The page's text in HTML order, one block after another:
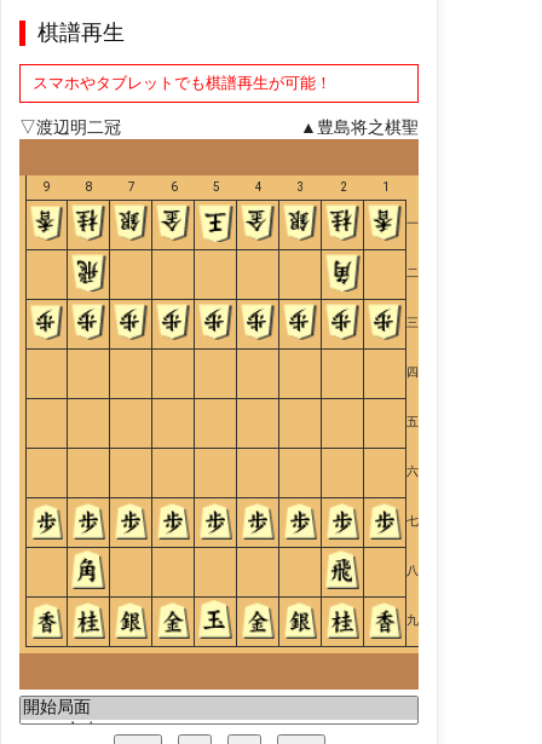
棋譜再生
スマホやタブレットでも棋譜再生が可能！
▽渡辺明二冠 ▲豊島将之棋聖
9 8 7 6 5 4 3 2 1
一
二
三
四
五
六
七
八
九